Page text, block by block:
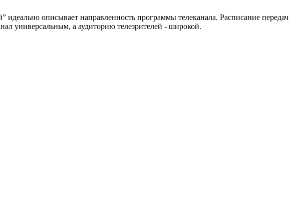
описывает направленность программы телеканала. Расписание передач
универсальным, а аудиторию телезрителей - широкой.